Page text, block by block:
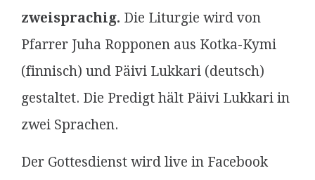
zweisprachig. Die Liturgie wird von
Pfarrer Juha Ropponen aus Kotka-Kymi
(finnisch) und Päivi Lukkari (deutsch)
gestaltet. Die Predigt hält Päivi Lukkari in
zwei Sprachen.
Der Gottesdienst wird live in Facebook